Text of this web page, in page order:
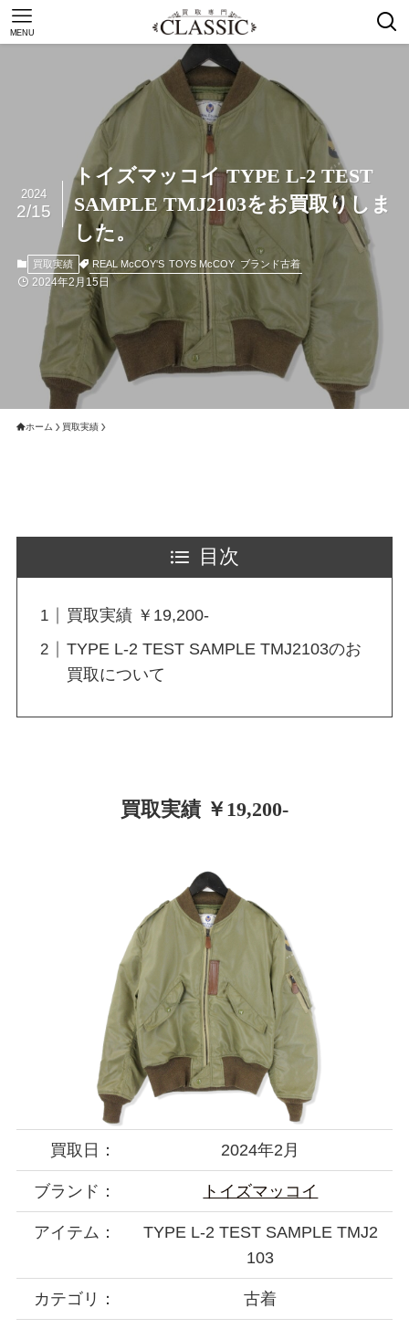
MENU
トイズマッコイ TYPE L-2 TEST
SAMPLE TMJ2103をお買取りしま
した。
2024
2/15
買取実績 REAL McCOY'S TOYS McCOY ブランド古着
2024年2月15日
ホーム 買取実績
目次
買取実績 ￥19,200-
TYPE L-2 TEST SAMPLE TMJ2103のお
買取について
買取実績 ￥19,200-
買取日： 2024年2月
ブランド： トイズマッコイ
アイテム：
TYPE L-2 TEST SAMPLE TMJ2
103
カテゴリ： 古着